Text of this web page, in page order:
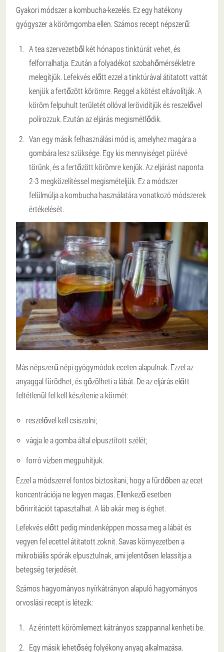
Gyakori módszer a kombucha-kezelés. Ez egy hatékony
gyógyszer a körömgomba ellen. Számos recept népszerű:
A tea szervezetből két hónapos tinktúrát vehet, és
felforralhatja. Ezután a folyadékot szobahőmérsékletre
melegítjük. Lefekvés előtt ezzel a tinktúrával átitatott vattát
kenjük a fertőzött körömre. Reggel a kötést eltávolítják. A
köröm felpuhult területét ollóval lerövidítjük és reszelővel
polírozzuk. Ezután az eljárás megismétlődik.
Van egy másik felhasználási mód is, amelyhez magára a
gombára lesz szüksége. Egy kis mennyiséget pürévé
törünk, és a fertőzött körömre kenjük. Az eljárást naponta
2-3 megközelítéssel megismételjük. Ez a módszer
felülmúlja a kombucha használatára vonatkozó módszerek
értékelését.
Más népszerű népi gyógymódok eceten alapulnak. Ezzel az
anyaggal fürödhet, és gőzölheti a lábát. De az eljárás előtt
feltétlenül fel kell készítenie a körmét:
reszelővel kell csiszolni;
vágja le a gomba által elpusztított szélét;
forró vízben megpuhítjuk.
Ezzel a módszerrel fontos biztosítani, hogy a fürdőben az ecet
koncentrációja ne legyen magas. Ellenkező esetben
bőrirritációt tapasztalhat. A láb akár meg is éghet.
Lefekvés előtt pedig mindenképpen mossa meg a lábát és
vegyen fel ecettel átitatott zoknit. Savas környezetben a
mikrobiális spórák elpusztulnak, ami jelentősen lelassítja a
betegség terjedését.
Számos hagyományos nyírkátrányon alapuló hagyományos
orvoslási recept is létezik:
Az érintett körömlemezt kátrányos szappannal kenheti be.
Egy másik lehetőség folyékony anyag alkalmazása.